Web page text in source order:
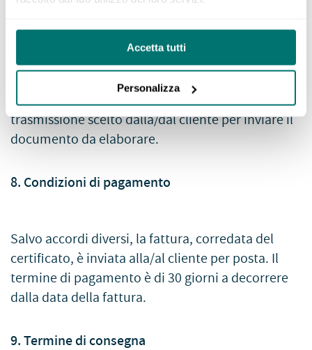
Accetta tutti
Personalizza
Salvo accordi diversi, il Servizio Lingua facile
consegna il lavoro svolto utilizzando il canale di
trasmissione scelto dalla/dal cliente per inviare il
documento da elaborare.
8. Condizioni di pagamento
Salvo accordi diversi, la fattura, corredata del
certificato, è inviata alla/al cliente per posta. Il
termine di pagamento è di 30 giorni a decorrere
dalla data della fattura.
9. Termine di consegna